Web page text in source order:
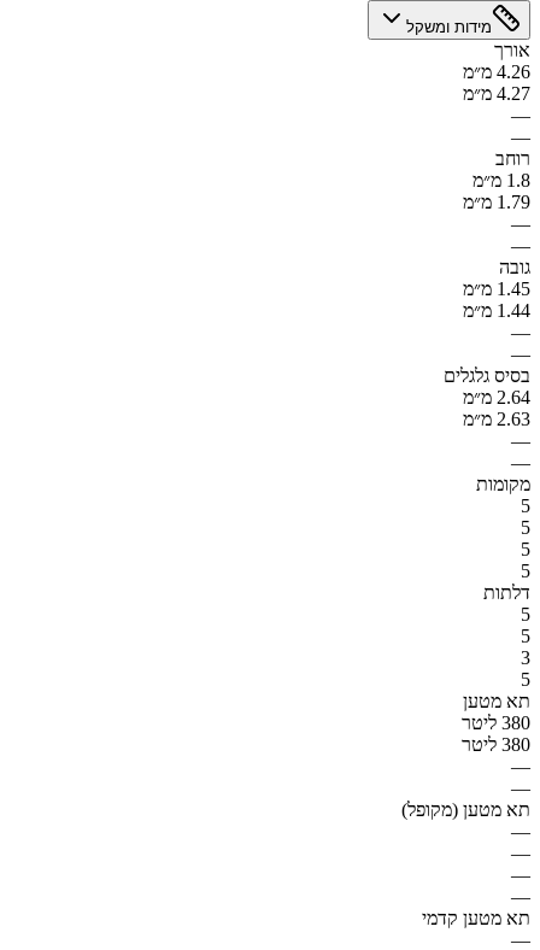
מידות ומשקל
אורך
4.26 מ״מ
4.27 מ״מ
—
—
רוחב
1.8 מ״מ
1.79 מ״מ
—
—
גובה
1.45 מ״מ
1.44 מ״מ
—
—
בסיס גלגלים
2.64 מ״מ
2.63 מ״מ
—
—
מקומות
5
5
5
5
דלתות
5
5
3
5
תא מטען
380 ליטר
380 ליטר
—
—
תא מטען (מקופל)
—
—
—
—
תא מטען קדמי
—